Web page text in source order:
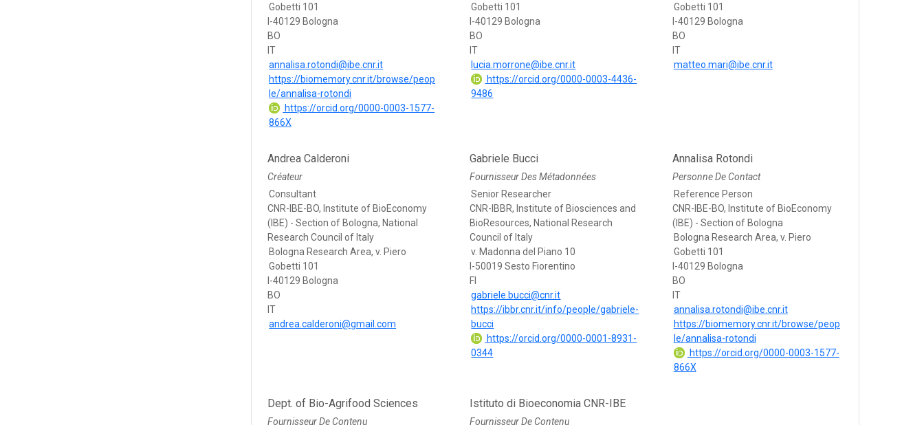
Gobetti 101
I-40129 Bologna
BO
IT
annalisa.rotondi@ibe.cnr.it
https://biomemory.cnr.it/browse/peop
le/annalisa-rotondi
https://orcid.org/0000-0003-1577-
866X
Gobetti 101
I-40129 Bologna
BO
IT
lucia.morrone@ibe.cnr.it
https://orcid.org/0000-0003-4436-
9486
Gobetti 101
I-40129 Bologna
BO
IT
matteo.mari@ibe.cnr.it
Andrea Calderoni
Créateur
Consultant
CNR-IBE-BO, Institute of BioEconomy
(IBE) - Section of Bologna, National
Research Council of Italy
Bologna Research Area, v. Piero
Gobetti 101
I-40129 Bologna
BO
IT
andrea.calderoni@gmail.com
Gabriele Bucci
Fournisseur Des Métadonnées
Senior Researcher
CNR-IBBR, Institute of Biosciences and
BioResources, National Research
Council of Italy
v. Madonna del Piano 10
I-50019 Sesto Fiorentino
FI
gabriele.bucci@cnr.it
https://ibbr.cnr.it/info/people/gabriele-
bucci
https://orcid.org/0000-0001-8931-
0344
Annalisa Rotondi
Personne De Contact
Reference Person
CNR-IBE-BO, Institute of BioEconomy
(IBE) - Section of Bologna
Bologna Research Area, v. Piero
Gobetti 101
I-40129 Bologna
BO
IT
annalisa.rotondi@ibe.cnr.it
https://biomemory.cnr.it/browse/peop
le/annalisa-rotondi
https://orcid.org/0000-0003-1577-
866X
Dept. of Bio-Agrifood Sciences
Fournisseur De Contenu
Istituto di Bioeconomia CNR-IBE
Fournisseur De Contenu